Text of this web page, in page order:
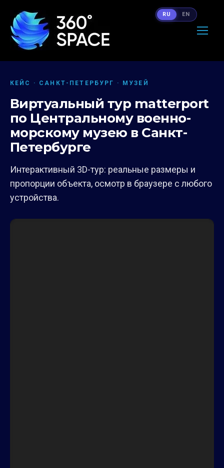
КЕЙС · САНКТ-ПЕТЕРБУРГ · МУЗЕЙ
Виртуальный тур matterport
по Центральному военно-
морскому музею в Санкт-
Петербурге
Интерактивный 3D-тур: реальные размеры и
пропорции объекта, осмотр в браузере с любого
устройства.
RU EN